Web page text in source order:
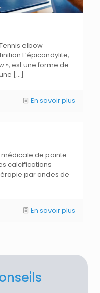
elbow
L’épicondylite,
», est une forme de
[…]
En savoir plus
de pointe
calcifications
par ondes de
En savoir plus